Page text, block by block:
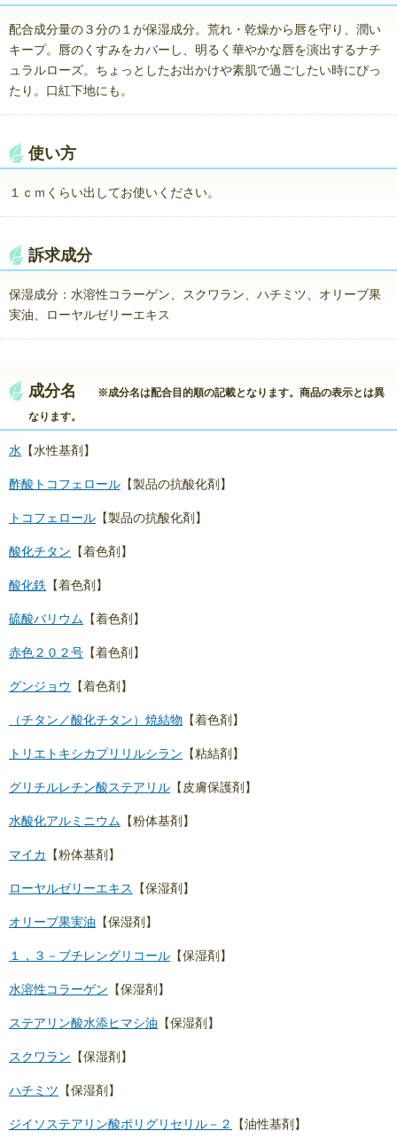
配合成分量の３分の１が保湿成分。荒れ・乾燥から唇を守り、潤い
キープ。唇のくすみをカバーし、明るく華やかな唇を演出するナチ
ュラルローズ。ちょっとしたお出かけや素肌で過ごしたい時にぴっ
たり。口紅下地にも。
使い方
１ｃｍくらい出してお使いください。
訴求成分
保湿成分：水溶性コラーゲン、スクワラン、ハチミツ、オリーブ果
実油、ローヤルゼリーエキス
成分名
※成分名は配合目的順の記載となります。商品の表示とは異
なります。
水 【水性基剤】
酢酸トコフェロール 【製品の抗酸化剤】
トコフェロール 【製品の抗酸化剤】
酸化チタン 【着色剤】
酸化鉄 【着色剤】
硫酸バリウム 【着色剤】
赤色２０２号 【着色剤】
グンジョウ 【着色剤】
（チタン／酸化チタン）焼結物 【着色剤】
トリエトキシカプリリルシラン 【粘結剤】
グリチルレチン酸ステアリル 【皮膚保護剤】
水酸化アルミニウム 【粉体基剤】
マイカ 【粉体基剤】
ローヤルゼリーエキス 【保湿剤】
オリーブ果実油 【保湿剤】
１，３－ブチレングリコール 【保湿剤】
水溶性コラーゲン 【保湿剤】
ステアリン酸水添ヒマシ油 【保湿剤】
スクワラン 【保湿剤】
ハチミツ 【保湿剤】
ジイソステアリン酸ポリグリセリル－２ 【油性基剤】